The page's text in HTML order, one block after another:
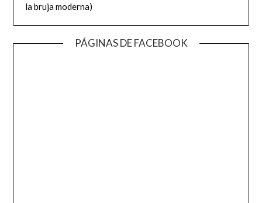
la bruja moderna)
PÁGINAS DE FACEBOOK